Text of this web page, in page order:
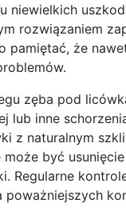
rozwiązaniem
że
zęba pod
inne
z naturalnym
być
Regularne